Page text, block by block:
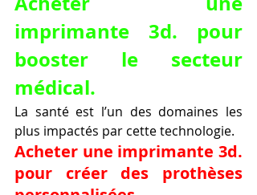
imprimante 3d. pour
booster le secteur
médical.
La santé est l’un des domaines les
plus impactés par cette technologie.
Acheter une imprimante 3d.
pour créer des prothèses